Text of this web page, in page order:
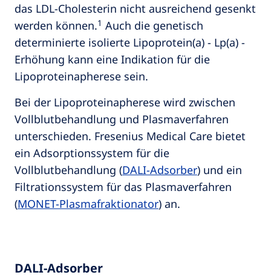
das LDL-Cholesterin nicht ausreichend gesenkt
werden können.1 Auch die genetisch
determinierte isolierte Lipoprotein(a) - Lp(a) -
Erhöhung kann eine Indikation für die
Lipoproteinapherese sein.
Bei der Lipoproteinapherese wird zwischen
Vollblutbehandlung und Plasmaverfahren
unterschieden. Fresenius Medical Care bietet
ein Adsorptionssystem für die
Vollblutbehandlung (DALI-Adsorber) und ein
Filtrationssystem für das Plasmaverfahren
(MONET-Plasmafraktionator) an.
DALI-Adsorber